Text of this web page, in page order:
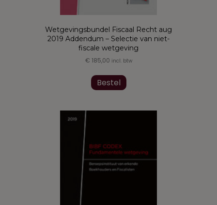
Wetgevingsbundel Fiscaal Recht aug
2019 Addendum – Selectie van niet-
fiscale wetgeving
€ 185,00 incl. btw
Bestel product
heeft
variaties.
gekozen
worden
op